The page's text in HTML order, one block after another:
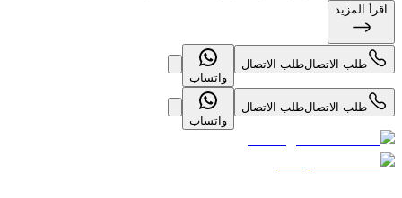
اقرأ المزيد
طلب الاتصالطلب الاتصال
واتساب
طلب الاتصالطلب الاتصال
واتساب